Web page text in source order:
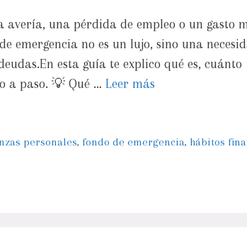
una pérdida de empleo o un gasto
emergencia no es un lujo, sino una
esta guía te explico qué es, cuánto
a paso. 💡 Qué … Leer más
personales, fondo de emergencia, hábitos